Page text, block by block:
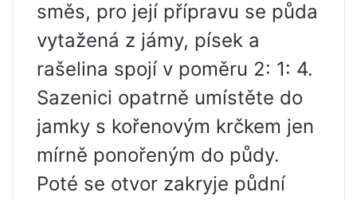
směs, pro její přípravu se půda
vytažená z jámy, písek a
rašelina spojí v poměru 2: 1: 4.
Sazenici opatrně umístěte do
jamky s kořenovým krčkem jen
mírně ponořeným do půdy.
Poté se otvor zakryje půdní